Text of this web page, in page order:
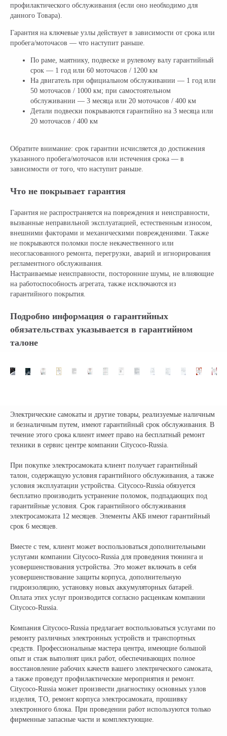
профилактического обслуживания (если оно необходимо для
данного Товара).
Гарантия на ключевые узлы действует в зависимости от срока или
пробега/моточасов — что наступит раньше.
По раме, маятнику, подвеске и рулевому валу гарантийный
срок — 1 год или 60 моточасов / 1200 км
На двигатель при официальном обслуживании — 1 год или
50 моточасов / 1000 км; при самостоятельном
обслуживании — 3 месяца или 20 моточасов / 400 км
Детали подвески покрываются гарантийно на 3 месяца или
20 моточасов / 400 км
Обратите внимание: срок гарантии исчисляется до достижения
указанного пробега/моточасов или истечения срока — в
зависимости от того, что наступит раньше.
Что не покрывает гарантия
Гарантия не распространяется на повреждения и неисправности,
вызванные неправильной эксплуатацией, естественным износом,
внешними факторами и механическими повреждениями. Также
не покрываются поломки после некачественного или
несогласованного ремонта, перегрузки, аварий и игнорирования
регламентного обслуживания.
Настраиваемые неисправности, посторонние шумы, не влияющие
на работоспособность агрегата, также исключаются из
гарантийного покрытия.
Подробно информация о гарантийных
обязательствах указывается в гарантийном
талоне
Электрические самокаты и другие товары, реализуемые наличным
и безналичным путем, имеют гарантийный срок обслуживания. В
течение этого срока клиент имеет право на бесплатный ремонт
техники в сервис центре компании Citycoco-Russia.
При покупке электросамоката клиент получает гарантийный
талон, содержащую условия гарантийного обслуживания, а также
условия эксплуатации устройства. Citycoco-Russia обязуется
бесплатно производить устранение поломок, подпадающих под
гарантийные условия. Срок гарантийного обслуживания
электросамоката 12 месяцев. Элементы АКБ имеют гарантийный
срок 6 месяцев.
Вместе с тем, клиент может воспользоваться дополнительными
услугами компании Citycoco-Russia для проведения тюнинга и
усовершенствования устройства. Это может включать в себя
усовершенствование защиты корпуса, дополнительную
гидроизоляцию, установку новых аккумуляторных батарей.
Оплата этих услуг производится согласно расценкам компании
Citycoco-Russia.
Компания Citycoco-Russia предлагает воспользоваться услугами по
ремонту различных электронных устройств и транспортных
средств. Профессиональные мастера центра, имеющие большой
опыт и стаж выполнят цикл работ, обеспечивающих полное
восстановление рабочих качеств вашего электрического самоката,
а также проведут профилактические мероприятия и ремонт.
Citycoco-Russia может произвести диагностику основных узлов
изделия, ТО, ремонт корпуса электросамоката, прошивку
электронного блока. При проведении работ используются только
фирменные запасные части и комплектующие.